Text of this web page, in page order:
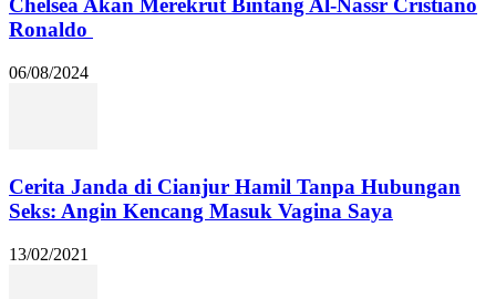
Chelsea Akan Merekrut Bintang Al-Nassr Cristiano
Ronaldo
06/08/2024
Cerita Janda di Cianjur Hamil Tanpa Hubungan
Seks: Angin Kencang Masuk Vagina Saya
13/02/2021